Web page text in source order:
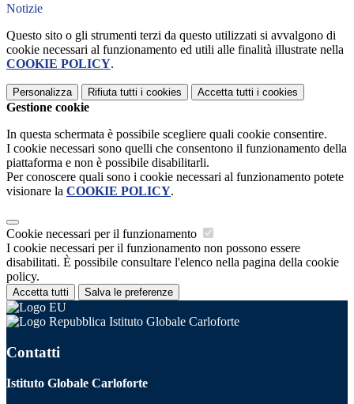
Notizie
Questo sito o gli strumenti terzi da questo utilizzati si avvalgono di
cookie necessari al funzionamento ed utili alle finalità illustrate nella
COOKIE POLICY.
Personalizza Rifiuta tutti i cookies Accetta tutti i cookies
Gestione cookie
In questa schermata è possibile scegliere quali cookie consentire.
I cookie necessari sono quelli che consentono il funzionamento della
piattaforma e non è possibile disabilitarli.
Per conoscere quali sono i cookie necessari al funzionamento potete
visionare la COOKIE POLICY.
Cookie necessari per il funzionamento
I cookie necessari per il funzionamento non possono essere
disabilitati. È possibile consultare l'elenco nella pagina della cookie
policy.
Accetta tutti Salva le preferenze
Istituto Globale Carloforte
Contatti
Istituto Globale Carloforte